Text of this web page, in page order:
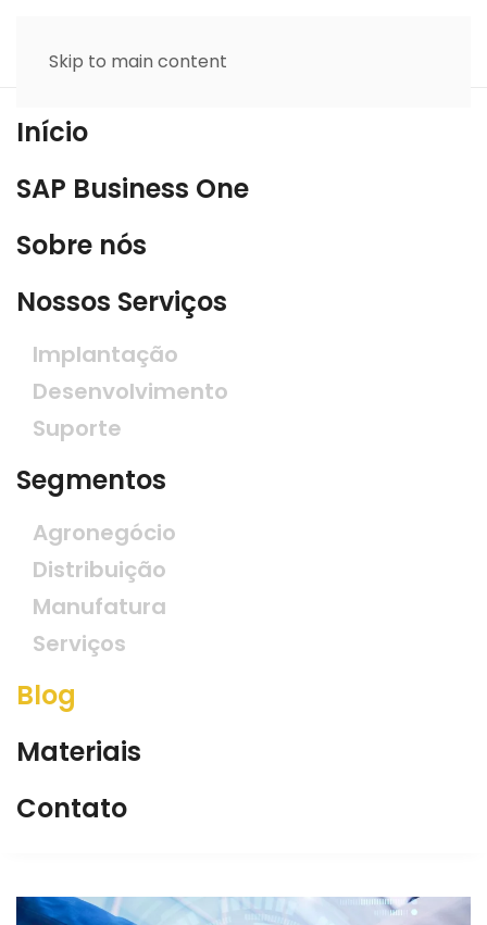
Skip to main content
Início
SAP Business One
Sobre nós
Nossos Serviços
Implantação
Desenvolvimento
Suporte
Segmentos
Agronegócio
Distribuição
Manufatura
Serviços
Blog
Materiais
Contato